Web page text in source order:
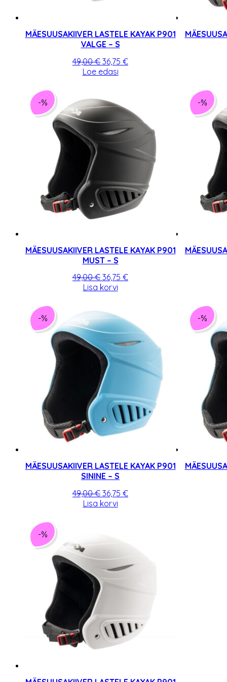
MÄESUUSAKIIVER LASTELE KAYAK P901
VALGE – S
49,00€ Algne
hind
36,75 €Praegune
Loe edasi
-%
MÄESUUSAKIIVER LASTELE KAYAK P901
MUST – S
49,00€ Algne
hind
36,75 €Praegune
Lisa korvi
-%
-%
MÄESUUSAKIIVER LASTELE KAYAK P901
SININE – S
49,00€ Algne
hind
36,75 €Praegune
Lisa korvi
-%
-%